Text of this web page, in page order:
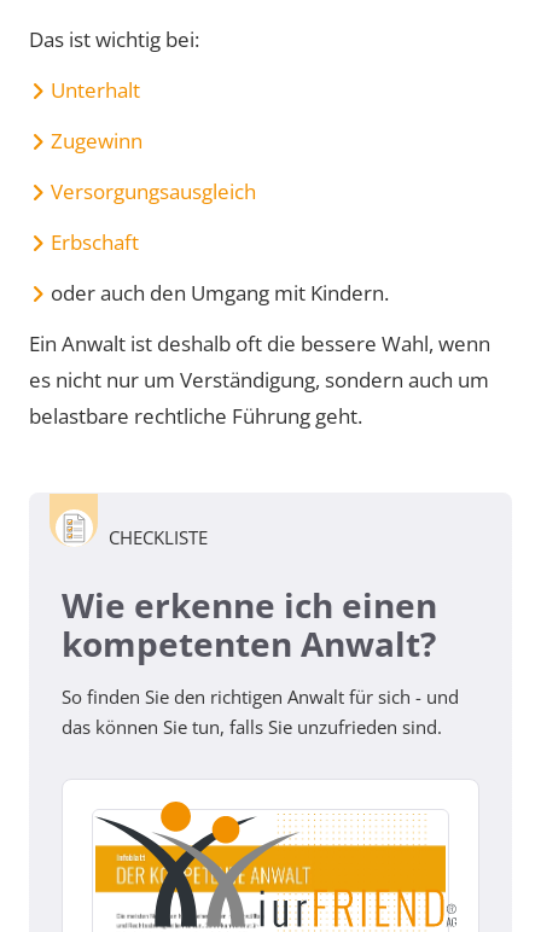
Das ist wichtig bei:
Unterhalt
Zugewinn
Versorgungsausgleich
Erbschaft
oder auch den Umgang mit Kindern.
Ein Anwalt ist deshalb oft die bessere Wahl, wenn
es nicht nur um Verständigung, sondern auch um
belastbare rechtliche Führung geht.
CHECKLISTE
Wie erkenne ich einen
kompetenten Anwalt?
So finden Sie den richtigen Anwalt für sich - und
das können Sie tun, falls Sie unzufrieden sind.